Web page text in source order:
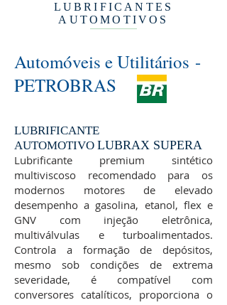
LUBRIFICANTES
AUTOMOTIVOS
Automóveis e Utilitários -
PETROBRAS
LUBRIFICANTE
AUTOMOTIVO LUBRAX SUPERA
Lubrificante premium sintético
multiviscoso recomendado para os
modernos motores de elevado
desempenho a gasolina, etanol, flex e
GNV com injeção eletrônica,
multiválvulas e turboalimentados.
Controla a formação de depósitos,
mesmo sob condições de extrema
severidade, é compatível com
conversores catalíticos, proporciona o